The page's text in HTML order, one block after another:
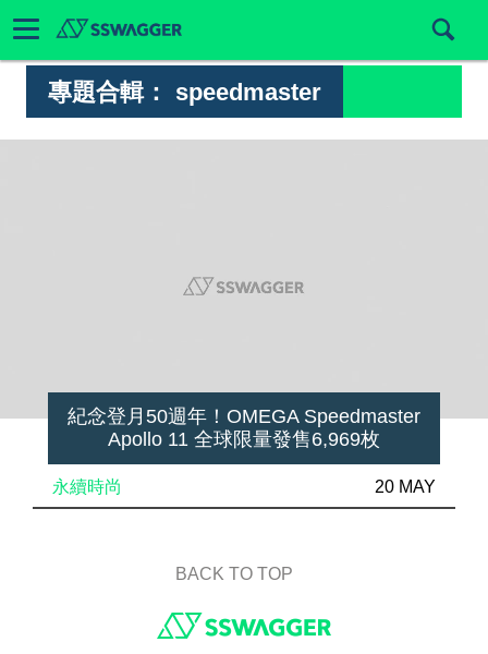
專題合輯： speedmaster
紀念登月50週年！OMEGA Speedmaster
Apollo 11 全球限量發售6,969枚
永續時尚 20 MAY
BACK TO TOP